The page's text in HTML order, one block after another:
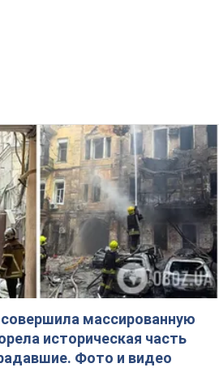
массированную
историческая часть
Фото и видео